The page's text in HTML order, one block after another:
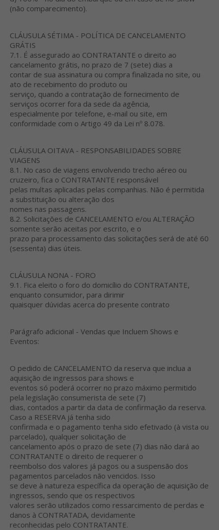
(não comparecimento).
CLÁUSULA SÉTIMA - POLÍTICA DE CANCELAMENTO
GRÁTIS
7.1. É assegurado ao CONTRATANTE o direito ao
cancelamento grátis, no prazo de 7 (sete) dias a
contar de sua assinatura ou compra finalizada no site, ou
ato de recebimento do produto ou
serviço, quando a contratação de fornecimento de
serviços ocorrer fora da sede da agência,
especialmente por telefone, e-mail ou site, em
conformidade com o Artigo 49 da Lei nº 8.078.
CLÁUSULA OITAVA - RESPONSABILIDADES SOBRE
VIAGENS
8.1. No caso de viagens envolvendo trecho aéreo ou
cruzeiro, fica o CONTRATANTE responsável
pelas multas aplicadas pelas companhias. Não é permitida
a substituição ou alteração dos
nomes nas passagens.
8.2. Solicitações de CANCELAMENTO e/ou ALTERAÇÃO
somente serão aceitas por escrito, e o
prazo para processamento das solicitações será de até 60
(sessenta) dias úteis.
CLÁUSULA NONA - FORO
9.1. Fica eleito o foro do domicílio do CONTRATANTE,
enquanto consumidor, para dirimir
quaisquer dúvidas acerca do presente contrato
Parágrafo adicional - Vendas que Incluem Shows e
Eventos:
O pedido de CANCELAMENTO da reserva que inclua a
aquisição de ingressos para shows e
eventos só poderá ocorrer no prazo máximo permitido
pela legislação consumerista de sete (7)
dias, contados a partir da data de confirmação da reserva.
Caso a RESERVA já tenha sido
confirmada e o pagamento tenha sido efetivado (à vista ou
parcelado), qualquer solicitação de
cancelamento após o prazo de sete (7) dias não dará ao
CONTRATANTE o direito de requerer o
reembolso dos valores já pagos ou a suspensão dos
pagamentos parcelados não vencidos. Isso
se deve à natureza específica da operação de aquisição de
ingressos, sendo que os respectivos
valores serão utilizados como ressarcimento de perdas e
danos à CONTRATADA, devidamente
reconhecidas pelo CONTRATANTE.